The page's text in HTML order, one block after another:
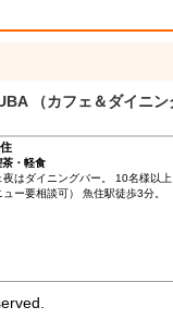
（カフェ＆ダイニン
・軽食
はダイニングバー。 10名様以上
ュー要相談可） 魚住駅徒歩3分。